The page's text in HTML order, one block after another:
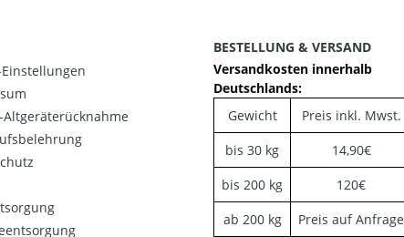
Einstellungen
Altgeräterücknahme
BESTELLUNG & VERSAND
Versandkosten innerhalb
Deutschlands:
Gewicht
Preis inkl. Mwst.
bis 30 kg
14,90€
bis 200 kg
120€
ab 200 kg
Preis auf Anfrage